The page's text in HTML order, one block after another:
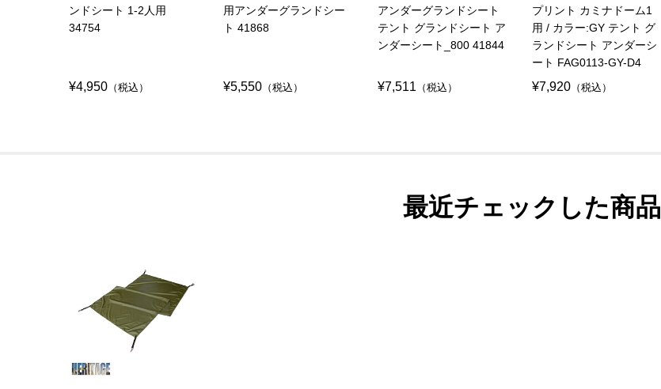
ンドシート 1-2人用
34754
¥4,950 （税込）
用アンダーグランドシー
ト 41868
¥5,550 （税込）
アンダーグランドシート
テント グランドシート ア
ンダーシート_800 41844
¥7,511 （税込）
プリント カミナドーム1
用 / カラー:GY テント グ
ランドシート アンダーシ
ート FAG0113-GY-D4
¥7,920 （税込）
最近チェックした商品